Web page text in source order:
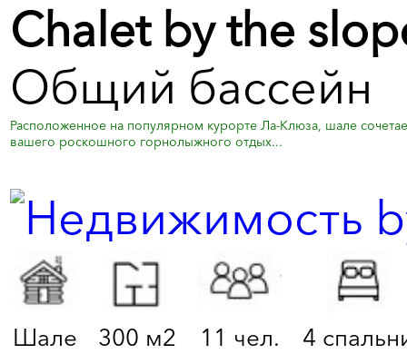
Chalet by the
Общий бассейн
Расположенное на популярном курорте Ла-Клюза, шале
вашего роскошного горнолыжного отдых...
Шале 300 м2 11 чел. 4